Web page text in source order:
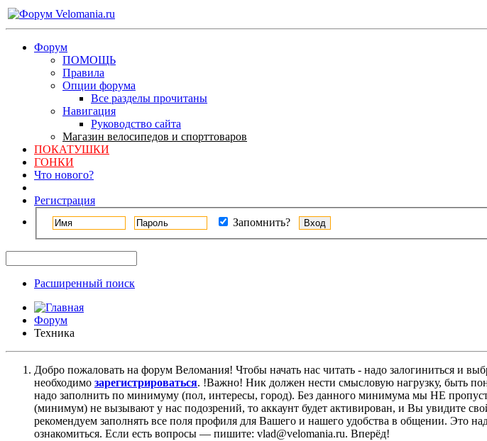
Форум
ПОМОЩЬ
Правила
Опции форума
Все разделы прочитаны
Навигация
Руководство сайта
Магазин велосипедов и спорттоваров
ПОКАТУШКИ
ГОНКИ
Что нового?
Регистрация
Запомнить?
Расширенный поиск
Форум
Техника
Добро пожаловать на форум Веломания! Чтобы начать нас читать - надо залогиниться и
необходимо зарегистрироваться. !Важно! Ник должен нести смысловую нагрузку, быть
надо заполнить по минимуму (пол, интересы, город). Без данного минимума мы НЕ
(минимум) не вызывают у нас подозрений, то аккаунт будет активирован, и Вы увидите
рекомендуем заполнять все поля профиля для Вашего и нашего удобства в общении. Это
ознакомиться. Если есть вопросы — пишите: vlad@velomania.ru. Вперёд!